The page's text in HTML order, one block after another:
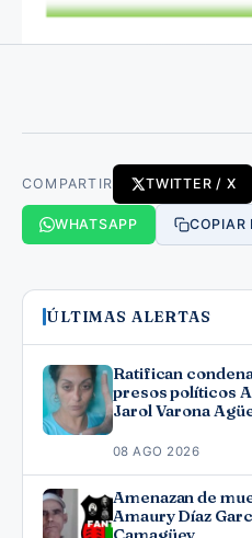
COMPARTIR TWITTER / X
WHATSAPP COPIAR
ÚLTIMAS ALERTAS
Ratifican
presos políticos
Jarol Varona
08 AGO 2026
Amenazan de
Amaury Díaz